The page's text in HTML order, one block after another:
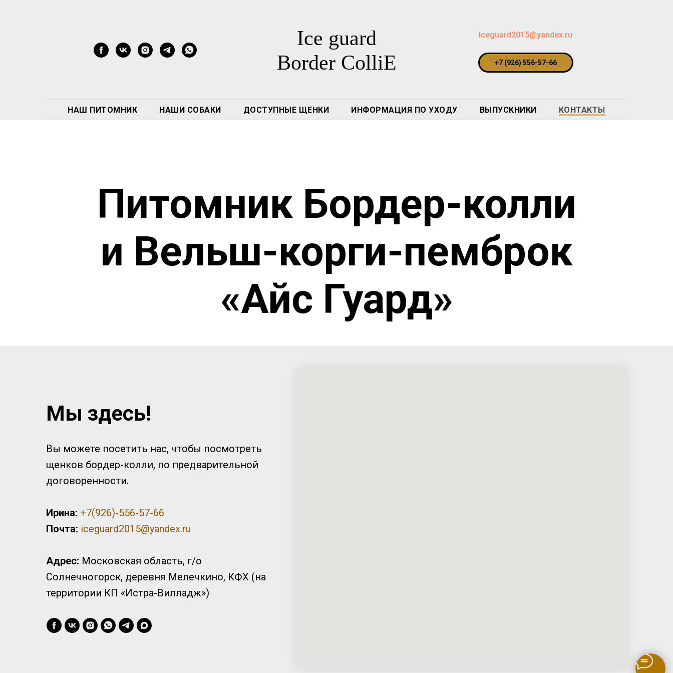
Ice guard
Border ColliE
Iceguard2015@yandex.ru
+7 (926) 556-57-66
НАШ ПИТОМНИК НАШИ СОБАКИ ДОСТУПНЫЕ ЩЕНКИ ИНФОРМАЦИЯ ПО УХОДУ ВЫПУСКНИКИ КОНТАКТЫ
Питомник Бордер-колли
и Вельш-корги-пемброк
«Айс Гуард»
Мы здесь!
Вы можете посетить нас, чтобы посмотреть
щенков бордер-колли, по предварительной
договоренности.
Ирина: +7(926)-556-57-66
Почта: iceguard2015@yandex.ru
Адрес: Московская область, г/о
Солнечногорск, деревня Мелечкино, КФХ (на
территории КП «Истра-Вилладж»)